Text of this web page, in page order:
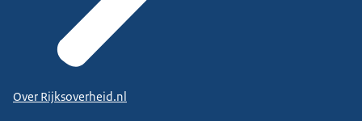
Over Rijksoverheid.nl